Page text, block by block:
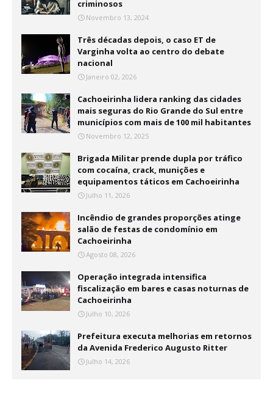
criminosos
Novembro 13, 2024
Três décadas depois, o caso ET de
Varginha volta ao centro do debate
nacional
Janeiro 02, 2026
Cachoeirinha lidera ranking das cidades
mais seguras do Rio Grande do Sul entre
municípios com mais de 100 mil habitantes
Novembro 12, 2025
Brigada Militar prende dupla por tráfico
com cocaína, crack, munições e
equipamentos táticos em Cachoeirinha
Julho 11, 2026
Incêndio de grandes proporções atinge
salão de festas de condomínio em
Cachoeirinha
Agosto 08, 2026
Operação integrada intensifica
fiscalização em bares e casas noturnas de
Cachoeirinha
Julho 10, 2026
Prefeitura executa melhorias em retornos
da Avenida Frederico Augusto Ritter
Julho 14, 2026